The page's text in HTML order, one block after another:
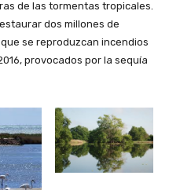
de las tormentas tropicales.
dos millones de
se reproduzcan incendios
provocados por la sequía